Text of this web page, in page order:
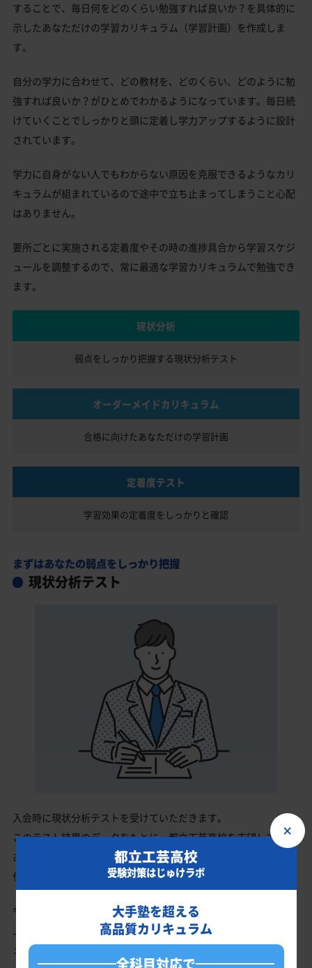
することで、毎日何をどのくらい勉強すれば良いか？を具体的に
示したあなただけの学習カリキュラム（学習計画）を作成しま
す。
自分の学力に合わせて、どの教材を、どのくらい、どのように勉
強すれば良いか？がひとめでわかるようになっています。毎日続
けていくことでしっかりと頭に定着し学力アップするように設計
されています。
学力に自身がない人でもわからない原因を克服できるようなカリ
キュラムが組まれているので途中で立ち止まってしまうこと心配
はありません。
要所ごとに実施される定着度やその時の進捗具合から学習スケジ
ュールを調整するので、常に最適な学習カリキュラムで勉強でき
ます。
現状分析
弱点をしっかり把握する現状分析テスト
オーダーメイドカリキュラム
合格に向けたあなただけの学習計画
定着度テスト
学習効果の定着度を しっかりと確認
まずはあなたの弱点をしっかり把握
現状分析テスト
入会時に現状分析テストを受けていただきます。
このテスト結果のデータをもとに、都立工芸高校を志望している
あなたに英語・数学・国語・理科・社会の最適なカリキュラムを
作成します。
今の成績・偏差値から都立工芸高校の入試で確実に合格最低点以
上を取る、余裕を持って合格点を取るための勉強法、学習スケジ
ュールを明確にします。
×
都立工芸高校
受験対策はじゅけラボ
大手塾を超える
高品質カリキュラム
全科目対応で